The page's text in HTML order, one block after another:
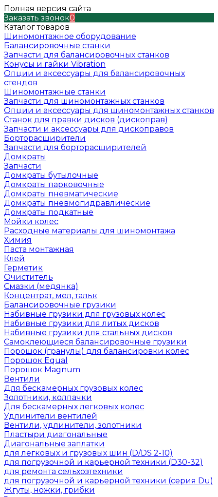
Полная версия сайта
Заказать звонок0
Каталог товаров
Шиномонтажное оборудование
Балансировочные станки
Запчасти для балансировочных станков
Конусы и гайки Vibration
Опции и аксессуары для балансировочных
стендов
Шиномонтажные станки
Запчасти для шиномонтажных станков
Опции и аксессуары для шиномонтажных станков
Станок для правки дисков (дископрав)
Запчасти и аксессуары для дископравов
Борторасширители
Запчасти для борторасширителей
Домкраты
Запчасти
Домкраты бутылочные
Домкраты парковочные
Домкраты пневматические
Домкраты пневмогидравлические
Домкраты подкатные
Мойки колес
Расходные материалы для шиномонтажа
Химия
Паста монтажная
Клей
Герметик
Очиститель
Смазки (медянка)
Концентрат, мел, тальк
Балансировочные грузики
Набивные грузики для грузовых колес
Набивные грузики для литых дисков
Набивные грузики для стальных дисков
Самоклеющиеся балансировочные грузики
Порошок (гранулы) для балансировки колес
Порошок Equal
Порошок Magnum
Вентили
Для бескамерных грузовых колес
Золотники, колпачки
Для бескамерных легковых колес
Удлинители вентилей
Вентили, удлинители, золотники
Пластыри диагональные
Диагональные заплатки
для легковых и грузовых шин (D/DS 2-10)
для погрузочной и карьерной техники (D30-32)
для ремонта сельхозтехники
для погрузочной и карьерной техники (серия Du)
Жгуты, ножки, грибки